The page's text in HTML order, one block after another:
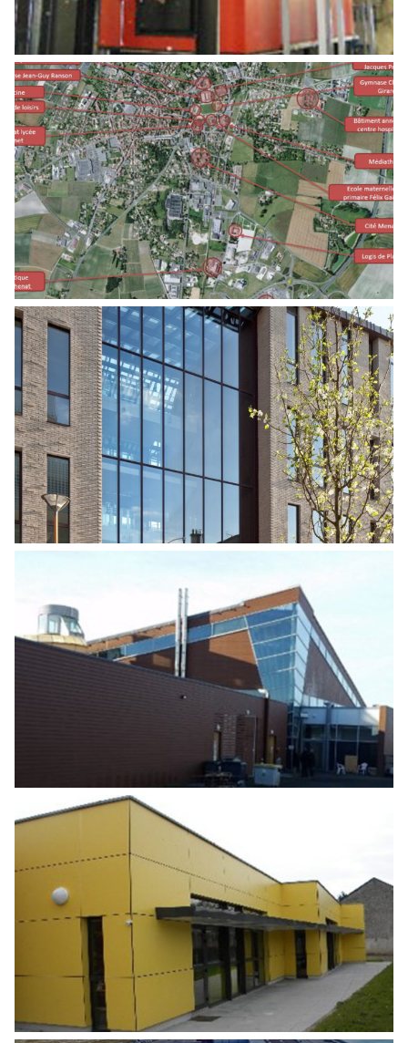
FAISABILITÉ RÉSEAU DE CHALEUR ENR
Energies
AMÉNAGEMENT D’UN IMMEUBLE DE
BUREAUX
INSTALLATION DE PRODUCTION
D’ELECTRICITE PHOTOVOLTAIQUE
Energies
AUDIT ÉNERGÉTIQUES DE BÂTIMENTS
1ÈRE TRANCHE 1300 BÂTIMENTS
Tertiaire